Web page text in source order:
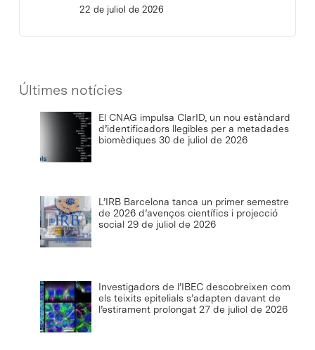
22 de juliol de 2026
Últimes notícies
El CNAG impulsa ClarID, un nou estàndard
d’identificadors llegibles per a metadades
biomèdiques 30 de juliol de 2026
L’IRB Barcelona tanca un primer semestre
de 2026 d’avenços científics i projecció
social 29 de juliol de 2026
Investigadors de l’IBEC descobreixen com
els teixits epitelials s’adapten davant de
l’estirament prolongat 27 de juliol de 2026